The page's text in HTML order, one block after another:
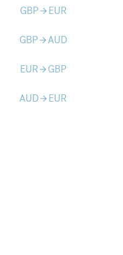
GBParrow_forward EUR
GBParrow_forwardAUD
EURarrow_forward GBP
AUDarrow_forward EUR